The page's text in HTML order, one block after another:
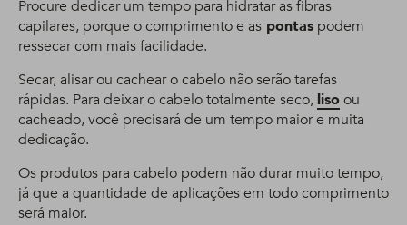
Procure dedicar um tempo para hidratar as fibras
capilares, porque o comprimento e as pontas podem
ressecar com mais facilidade.
Secar, alisar ou cachear o cabelo não serão tarefas
rápidas. Para deixar o cabelo totalmente seco, liso ou
cacheado, você precisará de um tempo maior e muita
dedicação.
Os produtos para cabelo podem não durar muito tempo,
já que a quantidade de aplicações em todo comprimento
será maior.